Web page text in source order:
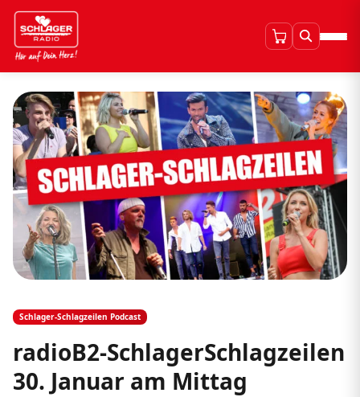
Schlager-Schlagzeilen Podcast
radioB2-SchlagerSchlagzeilen
30. Januar am Mittag